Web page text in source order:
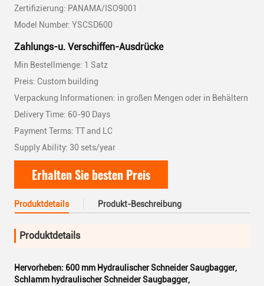
Zertifizierung: PANAMA/ISO9001
Model Number: YSCSD600
Zahlungs-u. Verschiffen-Ausdrücke
Min Bestellmenge: 1 Satz
Preis: Custom building
Verpackung Informationen: in großen Mengen oder in Behältern
Delivery Time: 60-90 Days
Payment Terms: TT and LC
Supply Ability: 30 sets/year
Erhalten Sie besten Preis
Produktdetails Produkt-Beschreibung
Produktdetails
Hervorheben: 600 mm Hydraulischer Schneider Saugbagger,
Schlamm hydraulischer Schneider Saugbagger,